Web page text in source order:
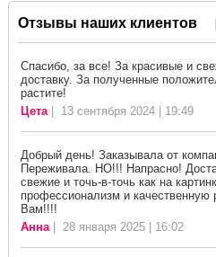
Отзывы наших клиентов
Спасибо, за все! За красивые и
доставку. За полученные
растите!
Цета| 13 сентября 2024 | 19:49
Добрый день! Заказывала от
Переживала. НО!!! Напрасно!
свежие и точь-в-точь как на
профессионализм и качественную
Вам!!!!
Анна| 28 января 2025 | 16:02